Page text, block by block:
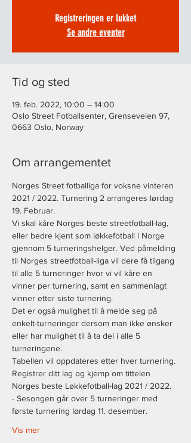
Registreringen er lukket
Se andre eventer
Tid og sted
19. feb. 2022, 10:00 – 14:00
Oslo Street Fotballsenter, Grenseveien 97,
0663 Oslo, Norway
Om arrangementet
Norges Street fotballiga for voksne vinteren
2021 / 2022. Turnering 2 arrangeres lørdag
19. Februar.
Vi skal kåre Norges beste streetfotball-lag,
eller bedre kjent som løkkefotball i Norge
gjennom 5 turneringshelger. Ved påmelding
til Norges streetfotball-liga vil dere få tilgang
til alle 5 turneringer hvor vi vil kåre en
vinner per turnering, samt en sammenlagt
vinner etter siste turnering.
Det er også mulighet til å melde seg på
enkelt-turneringer dersom man ikke ønsker
eller har mulighet til å ta del i alle 5
turneringene.
Tabellen vil oppdateres etter hver turnering.
Registrer ditt lag og kjemp om tittelen
Norges beste Løkkefotball-lag 2021 / 2022.
- Sesongen går over 5 turneringer med
første turnering lørdag 11. desember.
Vis mer